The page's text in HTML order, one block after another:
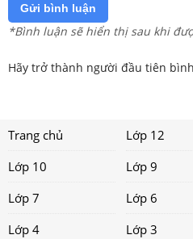
Gửi bình luận
*Bình luận sẽ hiển thị sau khi
Hãy trở thành người đầu tiên
Trang chủ Lớp 12
Lớp 10
Lớp 9
Lớp 7
Lớp 6
Lớp 4
Lớp 3